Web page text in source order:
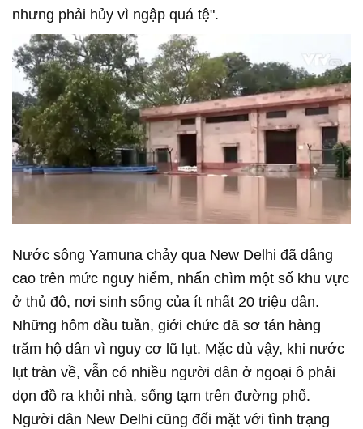
nhưng phải hủy vì ngập quá tệ".
Nước sông Yamuna chảy qua New Delhi đã dâng
cao trên mức nguy hiểm, nhấn chìm một số khu vực
ở thủ đô, nơi sinh sống của ít nhất 20 triệu dân.
Những hôm đầu tuần, giới chức đã sơ tán hàng
trăm hộ dân vì nguy cơ lũ lụt. Mặc dù vậy, khi nước
lụt tràn về, vẫn có nhiều người dân ở ngoại ô phải
dọn đồ ra khỏi nhà, sống tạm trên đường phố.
Người dân New Delhi cũng đối mặt với tình trạng